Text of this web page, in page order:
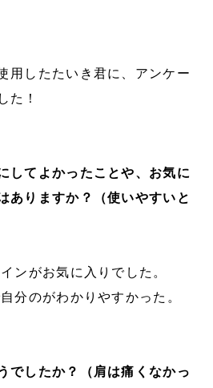
用したたいき君に、アンケー
た！
してよかったことや、お気に
ありますか？（使いやすいと
ンがお気に入りでした。
分のがわかりやすかった。
でしたか？（肩は痛くなかっ